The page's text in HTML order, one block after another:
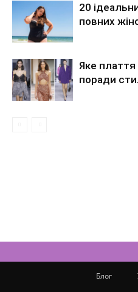
20
повних
Яке плаття
поради
Блог